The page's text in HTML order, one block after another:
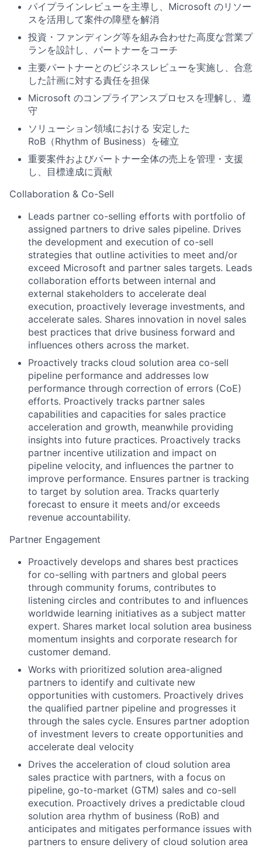
パイプラインレビューを主導し、Microsoft のリソー
スを活用して案件の障壁を解消
投資・ファンディング等を組み合わせた高度な営業プ
ランを設計し、パートナーをコーチ
主要パートナーとのビジネスレビューを実施し、合意
した計画に対する責任を担保
Microsoft のコンプライアンスプロセスを理解し、遵
守
ソリューション領域における 安定した
RoB（Rhythm of Business）を確立
重要案件およびパートナー全体の売上を管理・支援
し、目標達成に貢献
Collaboration & Co-Sell
Leads partner co-selling efforts with portfolio of
assigned partners to drive sales pipeline. Drives
the development and execution of co-sell
strategies that outline activities to meet and/or
exceed Microsoft and partner sales targets. Leads
collaboration efforts between internal and
external stakeholders to accelerate deal
execution, proactively leverage investments, and
accelerate sales. Shares innovation in novel sales
best practices that drive business forward and
influences others across the market.
Proactively tracks cloud solution area co-sell
pipeline performance and addresses low
performance through correction of errors (CoE)
efforts. Proactively tracks partner sales
capabilities and capacities for sales practice
acceleration and growth, meanwhile providing
insights into future practices. Proactively tracks
partner incentive utilization and impact on
pipeline velocity, and influences the partner to
improve performance. Ensures partner is tracking
to target by solution area. Tracks quarterly
forecast to ensure it meets and/or exceeds
revenue accountability.
Partner Engagement
Proactively develops and shares best practices
for co-selling with partners and global peers
through community forums, contributes to
listening circles and contributes to and influences
worldwide learning initiatives as a subject matter
expert. Shares market local solution area business
momentum insights and corporate research for
customer demand.
Works with prioritized solution area-aligned
partners to identify and cultivate new
opportunities with customers. Proactively drives
the qualified partner pipeline and progresses it
through the sales cycle. Ensures partner adoption
of investment levers to create opportunities and
accelerate deal velocity
Drives the acceleration of cloud solution area
sales practice with partners, with a focus on
pipeline, go-to-market (GTM) sales and co-sell
execution. Proactively drives a predictable cloud
solution area rhythm of business (RoB) and
anticipates and mitigates performance issues with
partners to ensure delivery of cloud solution area